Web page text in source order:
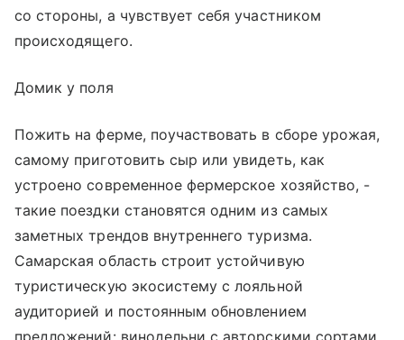
со стороны, а чувствует себя участником
происходящего.
Домик у поля
Пожить на ферме, поучаствовать в сборе урожая,
самому приготовить сыр или увидеть, как
устроено современное фермерское хозяйство, -
такие поездки становятся одним из самых
заметных трендов внутреннего туризма.
Самарская область строит устойчивую
туристическую экосистему с лояльной
аудиторией и постоянным обновлением
предложений: винодельни с авторскими сортами,